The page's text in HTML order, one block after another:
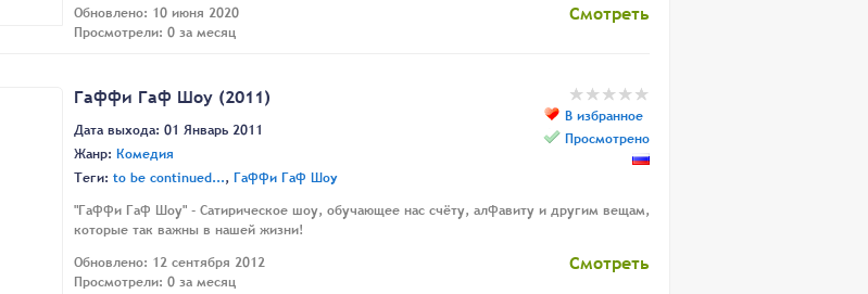
Обновлено: 10 июня 2020
Просмотрели: 0 за месяц
Смотреть
В избранное
Просмотрено
Гаффи Гаф Шоу (2011)
Дата выхода: 01 Январь 2011
Жанр: Комедия
Теги: to be continued..., Гаффи Гаф Шоу
"Гаффи Гаф Шоу" - Сатирическое шоу, обучающее нас счёту, алфавиту и другим вещам,
которые так важны в нашей жизни!
Обновлено: 12 сентября 2012
Просмотрели: 0 за месяц
Смотреть